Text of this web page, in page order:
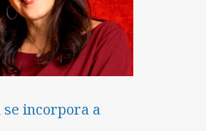
se incorpora a